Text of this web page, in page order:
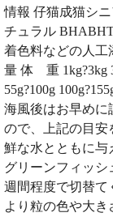
情報 仔猫成猫
チュラル
着色料などの人
量 体 重 1kg?3kg
55g?100g
海風後はお早め
ので、上記の目安
鮮な水とともに
グリーンフィッシ
週間程度で切替
より粒の色や大